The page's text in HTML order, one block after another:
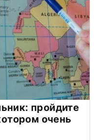
пройдите
очень